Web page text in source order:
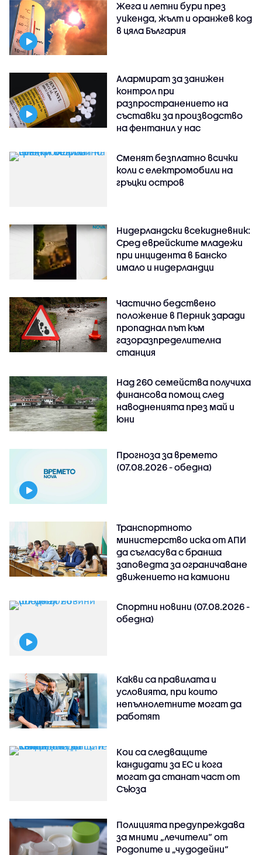
Жега и летни бури през
уикенда, жълт и оранжев код
в цяла България
Алармират за занижен
контрол при
разпространението на
съставки за производство
на фентанил у нас
Сменят безплатно всички
коли с електромобили на
гръцки остров
Нидерландски всекидневник:
Сред еврейските младежи
при инцидента в Банско
имало и нидерландци
Частично бедствено
положение в Перник заради
пропаднал път към
газоразпределителна
станция
Над 260 семейства получиха
финансова помощ след
наводненията през май и
юни
Прогноза за времето
(07.08.2026 - обедна)
Транспортното
министерство иска от АПИ
да съгласува с бранша
заповедта за ограничаване
движението на камиони
Спортни новини (07.08.2026 -
обедна)
Какви са правилата и
условията, при които
непълнолетните могат да
работят
Кои са следващите
кандидати за ЕС и кога
могат да станат част от
Съюза
Полицията предупреждава
за мними „лечители“ от
Родопите и „чудодейни“